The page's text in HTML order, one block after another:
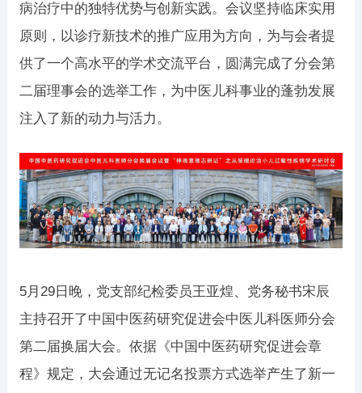
病治疗中的独特优势与创新实践。会议坚持临床实用
原则，以诊疗新技术的推广应用为方向，为与会者提
供了一个高水平的学术交流平台，圆满完成了分会第
二届理事会的选举工作，为中医儿科事业的蓬勃发展
注入了新的动力与活力。
5月29日晚，党支部纪检委员王亚煌、党务秘书宋辰
主持召开了中国中医药研究促进会中医儿科医师分会
第二届换届大会。依据《中国中医药研究促进会章
程》规定，大会通过无记名投票方式选举产生了新一